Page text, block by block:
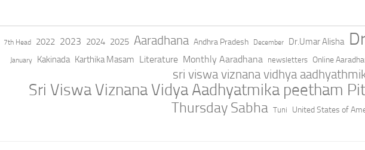
7th Head 2022 2023 2024 2025 Aaradhana Andhra Pradesh December Dr.Umar Alisha
January Kakinada Karthika Masam Literature Monthly Aaradhana newsletters Online
sri viswa viznana vidhya
Sri Viswa Viznana Vidya Aadhyatmika peetham
Thursday Sabha Tuni United States of